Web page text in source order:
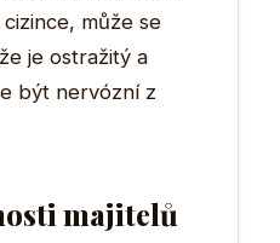
může se
je ostražitý a
být nervózní z
majitelů